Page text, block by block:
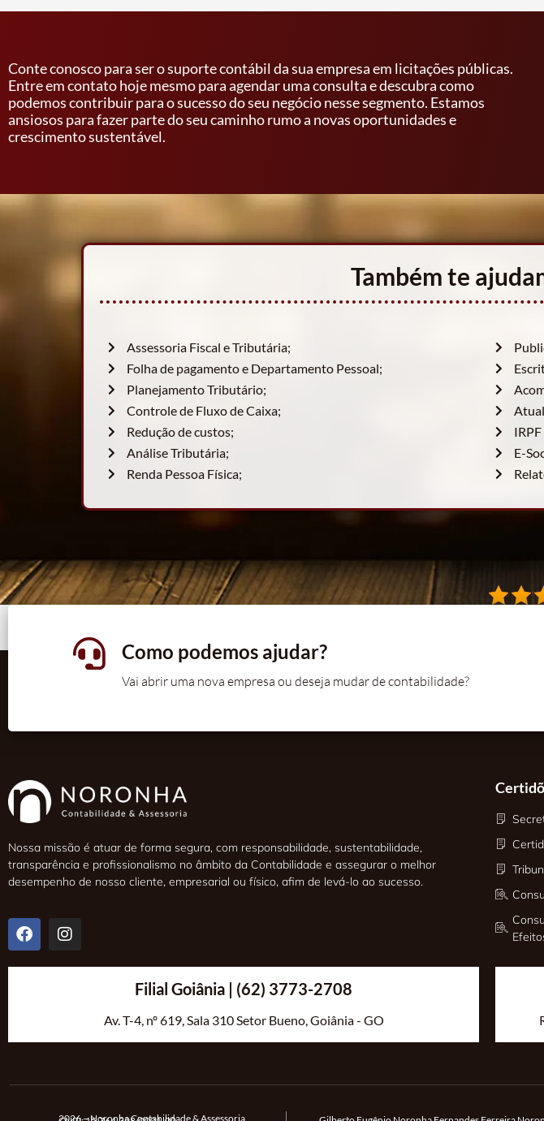
Conte conosco para ser o suporte contábil da sua empresa em licitações públicas.
Entre em contato hoje mesmo para agendar uma consulta e descubra como
podemos contribuir para o sucesso do seu negócio nesse segmento. Estamos
ansiosos para fazer parte do seu caminho rumo a novas oportunidades e
crescimento sustentável.
Também te
Assessoria Fiscal e Tributária;
Folha de pagamento e Departamento Pessoal;
Planejamento Tributário;
Controle de Fluxo de Caixa;
Redução de custos;
Análise Tributária;
Renda Pessoa Física;
E-
Como podemos ajudar?
Vai abrir uma nova empresa ou deseja mudar de contabilidade?
Nossa missão é atuar de forma segura, com responsabilidade, sustentabilidade,
transparência e profissionalismo no âmbito da Contabilidade e assegurar o melhor
desempenho de nosso cliente, empresarial ou físico, afim de levá-lo ao sucesso.
Filial Goiânia | (62) 3773-2708
Av. T-4, nº 619, Sala 310 Setor Bueno, Goiânia - GO
2026 – Noronha Contabilidade & Assessoria